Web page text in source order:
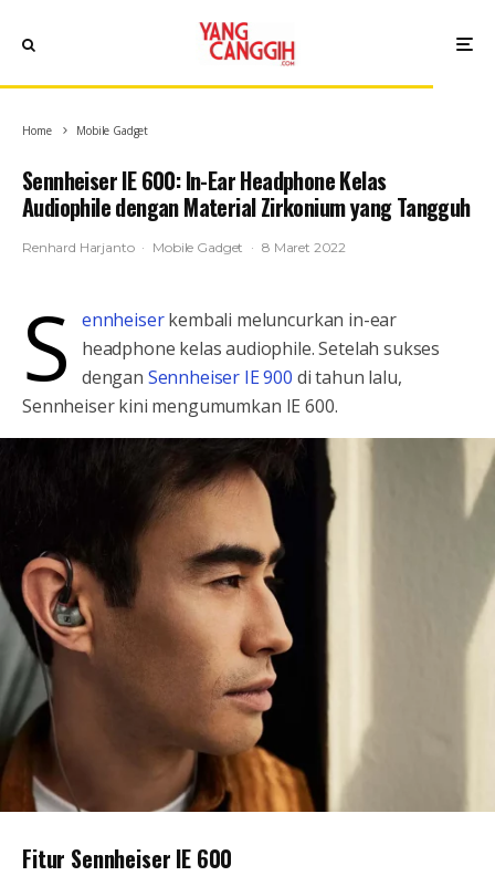
Home Mobile Gadget
Sennheiser IE 600: In-Ear Headphone Kelas
Audiophile dengan Material Zirkonium yang Tangguh
Renhard Harjanto · Mobile Gadget · 8 Maret 2022
S ennheiserkembali meluncurkan in-ear
headphone kelas audiophile. Setelah sukses
dengan Sennheiser IE 900 di tahun lalu,
Sennheiser kini mengumumkan IE 600.
Fitur Sennheiser IE 600